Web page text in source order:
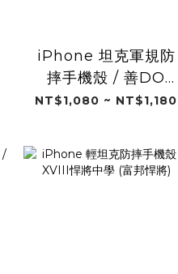
iPhone 坦克軍規防
摔手機殼 / 善DO
GOOD(大甲鎮瀾宮)
NT$1,080 ~ NT$1,180